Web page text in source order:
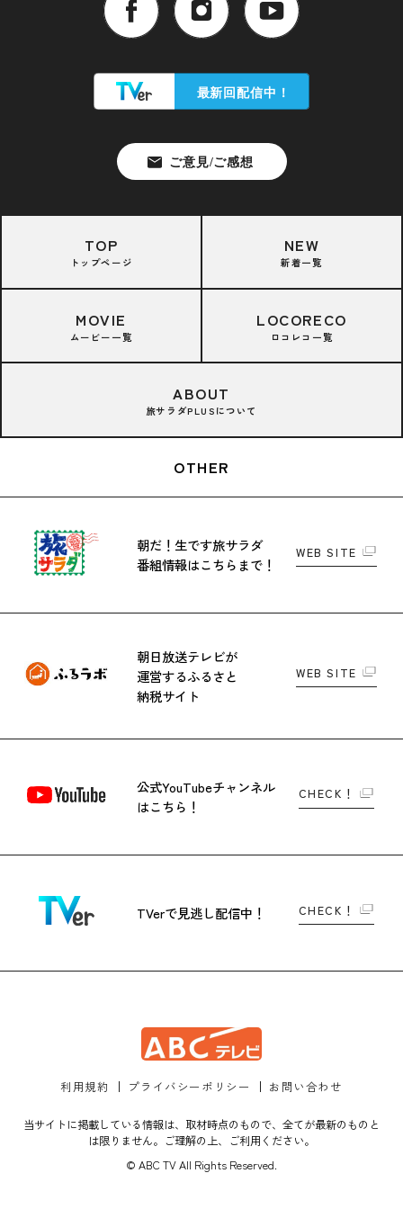
TOP
トップページ
NEW
新着一覧
MOVIE
ムービー一覧
LOCORECO
ロコレコ一覧
ABOUT
旅サラダPLUSについて
OTHER
朝だ！生です旅サラダ
番組情報はこちらまで！
WEB SITE
朝日放送テレビが
運営するふるさと
納税サイト
WEB SITE
公式YouTubeチャンネル
はこちら！
CHECK！
TVerで見逃し配信中！ CHECK！
利用規約 プライバシーポリシー お問い合わせ
当サイトに掲載している情報は、取材時点のもので、全てが最新のものと
は限りません。ご理解の上、ご利用ください。
© ABC TV All Rights Reserved.